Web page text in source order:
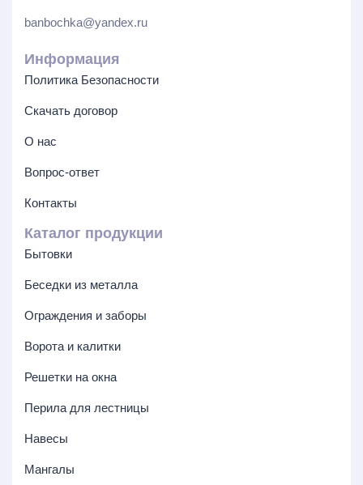
banbochka@yandex.ru
Информация
Политика Безопасности
Скачать договор
О нас
Вопрос-ответ
Контакты
Каталог продукции
Бытовки
Беседки из металла
Ограждения и заборы
Ворота и калитки
Решетки на окна
Перила для лестницы
Навесы
Мангалы